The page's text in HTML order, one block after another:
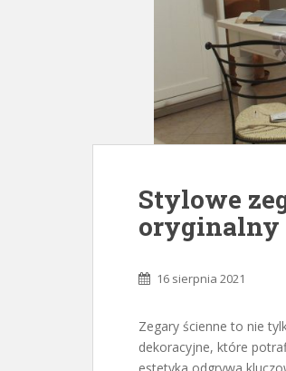
Stylowe
oryginalny
16 sierpnia 2021
Zegary ścienne to nie
dekoracyjne, które